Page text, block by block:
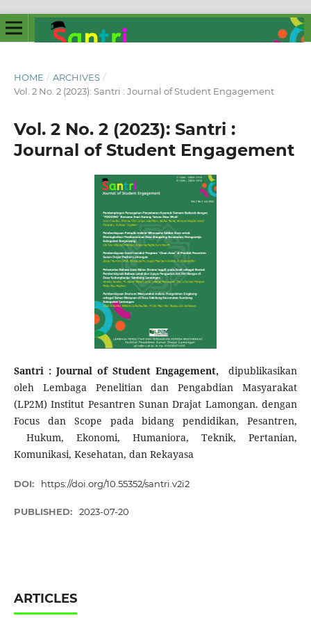
HOME / ARCHIVES /
Vol. 2 No. 2 (2023): Santri : Journal of Student Engagement
Vol. 2 No. 2 (2023): Santri :
Journal of Student Engagement
Santri : Journal of Student Engagement,
dipublikasikan
oleh Lembaga Penelitian dan Pengabdian Masyarakat
(LP2M) Institut Pesantren Sunan Drajat Lamongan. dengan
Focus dan Scope pada bidang pendidikan, Pesantren,
Hukum, Ekonomi, Humaniora, Teknik, Pertanian,
Komunikasi, Kesehatan, dan Rekayasa
DOI: https://doi.org/10.55352/santri.v2i2
PUBLISHED: 2023-07-20
ARTICLES